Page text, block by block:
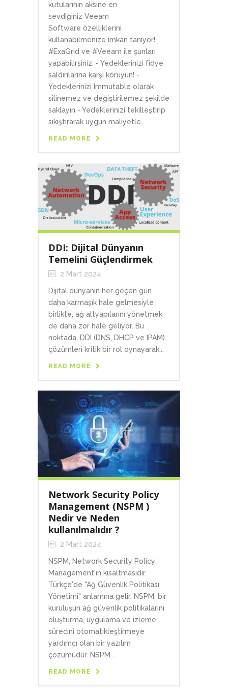
kutularının aksine en
sevdiğiniz Veeam
Software özelliklerini
kullanabilmenize imkan tanıyor!
#ExaGrid ve #Veeam ile şunları
yapabilirsiniz: - Yedeklerinizi fidye
saldırılarına karşı koruyun! -
Yedeklerinizi Immutable olarak
silinemez ve değiştirilemez şekilde
saklayın - Yedeklerinizi tekilleştirip
sıkıştırarak uygun maliyetle...
READ MORE
DDI: Dijital Dünyanın
Temelini Güçlendirmek
2 Mart 2024
Dijital dünyanın her geçen gün
daha karmaşık hale gelmesiyle
birlikte, ağ altyapılarını yönetmek
de daha zor hale geliyor. Bu
noktada, DDI (DNS, DHCP ve IPAM)
çözümleri kritik bir rol oynayarak...
READ MORE
Network Security Policy
Management (NSPM )
Nedir ve Neden
kullanılmalıdır ?
2 Mart 2024
NSPM, Network Security Policy
Management'ın kısaltmasıdır.
Türkçe'de "Ağ Güvenlik Politikası
Yönetimi" anlamına gelir. NSPM, bir
kuruluşun ağ güvenlik politikalarını
oluşturma, uygulama ve izleme
sürecini otomatikleştirmeye
yardımcı olan bir yazılım
çözümüdür. NSPM...
READ MORE